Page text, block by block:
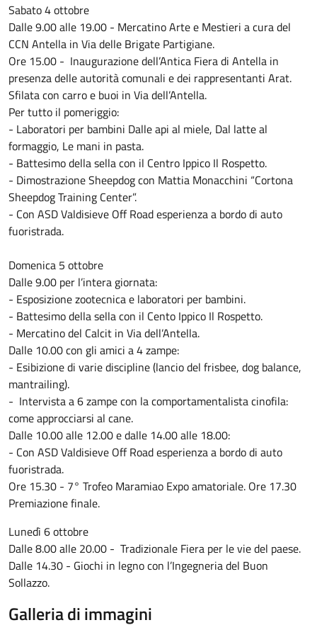
Sabato 4 ottobre
Dalle 9.00 alle 19.00 - Mercatino Arte e Mestieri a cura del
CCN Antella in Via delle Brigate Partigiane.
Ore 15.00 - Inaugurazione dell’Antica Fiera di Antella in
presenza delle autorità comunali e dei rappresentanti Arat.
Sfilata con carro e buoi in Via dell’Antella.
Per tutto il pomeriggio:
- Laboratori per bambini Dalle api al miele, Dal latte al
formaggio, Le mani in pasta.
- Battesimo della sella con il Centro Ippico Il Rospetto.
- Dimostrazione Sheepdog con Mattia Monacchini “Cortona
Sheepdog Training Center”.
- Con ASD Valdisieve Off Road esperienza a bordo di auto
fuoristrada.
Domenica 5 ottobre
Dalle 9.00 per l’intera giornata:
- Esposizione zootecnica e laboratori per bambini.
- Battesimo della sella con il Cento Ippico Il Rospetto.
- Mercatino del Calcit in Via dell’Antella.
Dalle 10.00 con gli amici a 4 zampe:
- Esibizione di varie discipline (lancio del frisbee, dog balance,
mantrailing).
- Intervista a 6 zampe con la comportamentalista cinofila:
come approcciarsi al cane.
Dalle 10.00 alle 12.00 e dalle 14.00 alle 18.00:
- Con ASD Valdisieve Off Road esperienza a bordo di auto
fuoristrada.
Ore 15.30 - 7° Trofeo Maramiao Expo amatoriale. Ore 17.30
Premiazione finale.
Lunedì 6 ottobre
Dalle 8.00 alle 20.00 - Tradizionale Fiera per le vie del paese.
Dalle 14.30 - Giochi in legno con l’Ingegneria del Buon
Sollazzo.
Galleria di immagini